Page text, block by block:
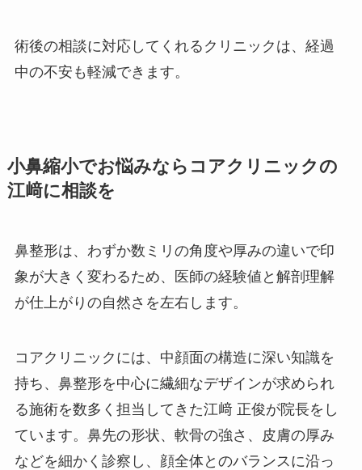
術後の相談に対応してくれるクリニックは、経過
中の不安も軽減できます。
小鼻縮小でお悩みならコアクリニックの
江﨑に相談を
鼻整形は、わずか数ミリの角度や厚みの違いで印
象が大きく変わるため、医師の経験値と解剖理解
が仕上がりの自然さを左右します。
コアクリニックには、中顔面の構造に深い知識を
持ち、鼻整形を中心に繊細なデザインが求められ
る施術を数多く担当してきた江﨑 正俊が院長をし
ています。鼻先の形状、軟骨の強さ、皮膚の厚み
などを細かく診察し、顔全体とのバランスに沿っ